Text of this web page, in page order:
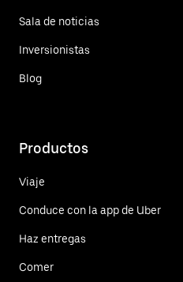
Sala de noticias
Inversionistas
Blog
Productos
Viaje
Conduce con la app de Uber
Haz entregas
Comer